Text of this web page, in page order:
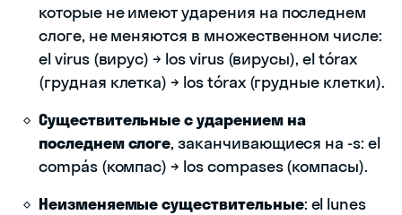
которые не имеют ударения на последнем
слоге, не меняются в множественном числе:
el virus (вирус) → los virus (вирусы), el tórax
(грудная клетка) → los tórax (грудные клетки).
Существительные с ударением на
последнем слоге, заканчивающиеся на -s: el
compás (компас) → los compases (компасы).
Неизменяемые существительные: el lunes